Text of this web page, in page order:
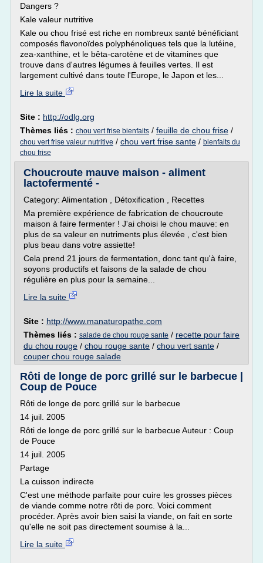
Dangers ?
Kale valeur nutritive
Kale ou chou frisé est riche en nombreux santé bénéficiant
composés flavonoïdes polyphénoliques tels que la lutéine,
zea-xanthine, et le bêta-carotène et de vitamines que
trouve dans d'autres légumes à feuilles vertes. Il est
largement cultivé dans toute l'Europe, le Japon et les...
Lire la suite
Site : http://odlg.org
Thèmes liés : chou vert frise bienfaits / feuille de chou frise /
chou vert frise valeur nutritive / chou vert frise sante / bienfaits du
chou frise
Choucroute mauve maison - aliment
lactofermenté -
Category: Alimentation , Détoxification , Recettes
Ma première expérience de fabrication de choucroute
maison à faire fermenter ! J'ai choisi le chou mauve: en
plus de sa valeur en nutriments plus élevée , c'est bien
plus beau dans votre assiette!
Cela prend 21 jours de fermentation, donc tant qu'à faire,
soyons productifs et faisons de la salade de chou
régulière en plus pour la semaine...
Lire la suite
Site : http://www.manaturopathe.com
Thèmes liés : salade de chou rouge sante / recette pour faire
du chou rouge / chou rouge sante / chou vert sante /
couper chou rouge salade
Rôti de longe de porc grillé sur le barbecue |
Coup de Pouce
Rôti de longe de porc grillé sur le barbecue
14 juil. 2005
Rôti de longe de porc grillé sur le barbecue Auteur : Coup
de Pouce
14 juil. 2005
Partage
La cuisson indirecte
C'est une méthode parfaite pour cuire les grosses pièces
de viande comme notre rôti de porc. Voici comment
procéder. Après avoir bien saisi la viande, on fait en sorte
qu'elle ne soit pas directement soumise à la...
Lire la suite